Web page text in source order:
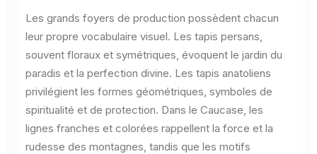
Les grands foyers de production possèdent chacun
leur propre vocabulaire visuel. Les tapis persans,
souvent floraux et symétriques, évoquent le jardin du
paradis et la perfection divine. Les tapis anatoliens
privilégient les formes géométriques, symboles de
spiritualité et de protection. Dans le Caucase, les
lignes franches et colorées rappellent la force et la
rudesse des montagnes, tandis que les motifs